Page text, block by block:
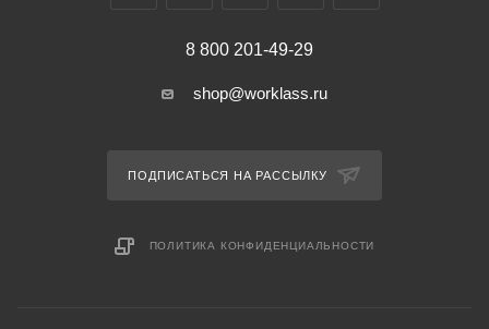
8 800 201-49-29
shop@worklass.ru
ПОДПИСАТЬСЯ НА РАССЫЛКУ
ПОЛИТИКА КОНФИДЕНЦИАЛЬНОСТИ